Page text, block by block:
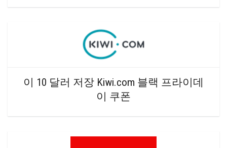
이 10 달러 저장 Kiwi.com 블랙 프라이데
이 쿠폰